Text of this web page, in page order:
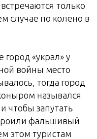
только
случае по колено в
«украл» у
войны место
тогда город
назывался
чтобы запутать
фальшивый
этом туристам